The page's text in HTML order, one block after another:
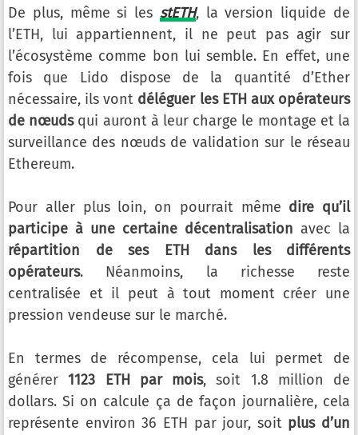
De plus, même si les stETH, la version liquide de
l’ETH, lui appartiennent, il ne peut pas agir sur
l’écosystème comme bon lui semble. En effet, une
fois que Lido dispose de la quantité d’Ether
nécessaire, ils vont déléguer les ETH aux opérateurs
de nœuds qui auront à leur charge le montage et la
surveillance des nœuds de validation sur le réseau
Ethereum.
Pour aller plus loin, on pourrait même dire qu’il
participe à une certaine décentralisation avec la
répartition de ses ETH dans les différents
opérateurs. Néanmoins, la richesse reste
centralisée et il peut à tout moment créer une
pression vendeuse sur le marché.
En termes de récompense, cela lui permet de
générer1123 ETH par mois, soit 1.8 million de
dollars. Si on calcule ça de façon journalière, cela
représente environ 36 ETH par jour, soit plus d’un